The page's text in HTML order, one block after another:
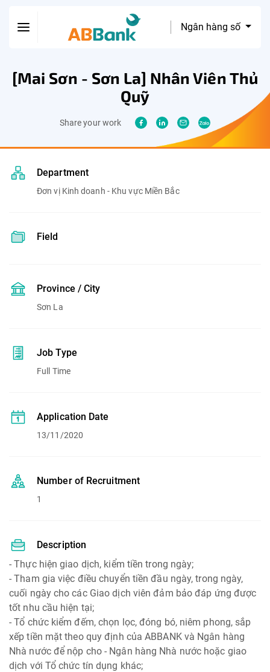
Ngân hàng số
[Mai Sơn - Sơn La] Nhân Viên Thủ
Quỹ
Share your work
Department
Đơn vị Kinh doanh - Khu vực Miền Bắc
Field
Province / City
Sơn La
Job Type
Full Time
Application Date
13/11/2020
Number of Recruitment
1
Description
- Thực hiện giao dịch, kiểm tiền trong ngày;
- Tham gia việc điều chuyển tiền đầu ngày, trong ngày,
cuối ngày cho các Giao dịch viên đảm bảo đáp ứng được
tốt nhu cầu hiện tại;
- Tổ chức kiểm đếm, chọn lọc, đóng bó, niêm phong, sắp
xếp tiền mặt theo quy định của ABBANK và Ngân hàng
Nhà nước để nộp cho - Ngân hàng Nhà nước hoặc giao
dịch với Tổ chức tín dụng khác;